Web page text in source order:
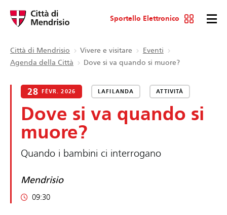
Sportello Elettronico
Città di Mendrisio Vivere e visitare
Eventi
Agenda della Città
Dove si va quando si muore?
28 FÉVR. 2026 LAFILANDA ATTIVITÀ
Dove si va quando si
muore?
Quando i bambini ci interrogano
Mendrisio
09:30